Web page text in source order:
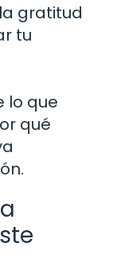
gratitud
tu
lo que
qué